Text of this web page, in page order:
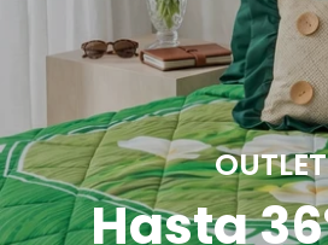
OUTLET
Hasta